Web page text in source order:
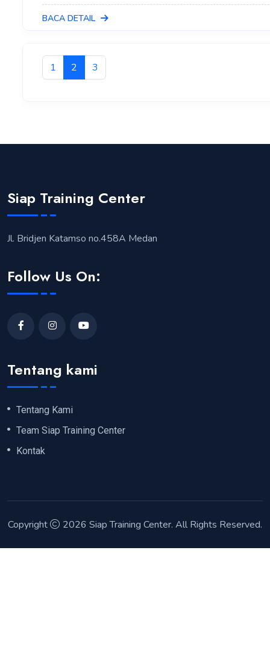
BACA DETAIL
1 2 3
Siap Training Center
Jl. Bridjen Katamso no.458A Medan
Follow Us On:
Tentang kami
Tentang Kami
Team Siap Training Center
Kontak
Copyright 2026 Siap Training Center. All Rights Reserved.